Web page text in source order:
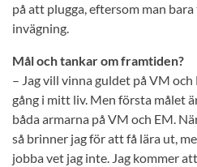
på att plugga, eftersom man
invägning.
Mål och tankar om framtiden?
– Jag vill vinna guldet på VM
gång i mitt liv. Men första målet
båda armarna på VM och EM.
så brinner jag för att få lära ut,
jobba vet jag inte. Jag kommer